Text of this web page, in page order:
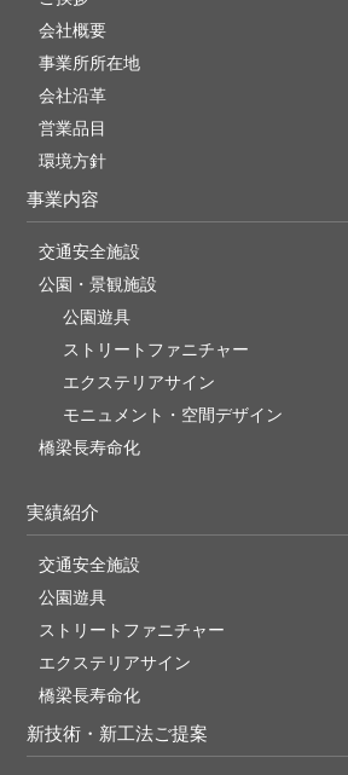
会社概要
事業所所在地
会社沿革
営業品目
環境方針
事業内容
交通安全施設
公園・景観施設
公園遊具
ストリートファニチャー
エクステリアサイン
モニュメント・空間デザイン
橋梁長寿命化
実績紹介
交通安全施設
公園遊具
ストリートファニチャー
エクステリアサイン
橋梁長寿命化
新技術・新工法ご提案